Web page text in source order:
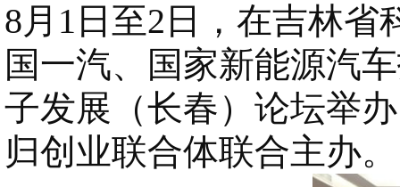
8月1日至2日，在吉林
国一汽、国家新能源汽
子发展（长春）论坛举
归创业联合体联合主办。